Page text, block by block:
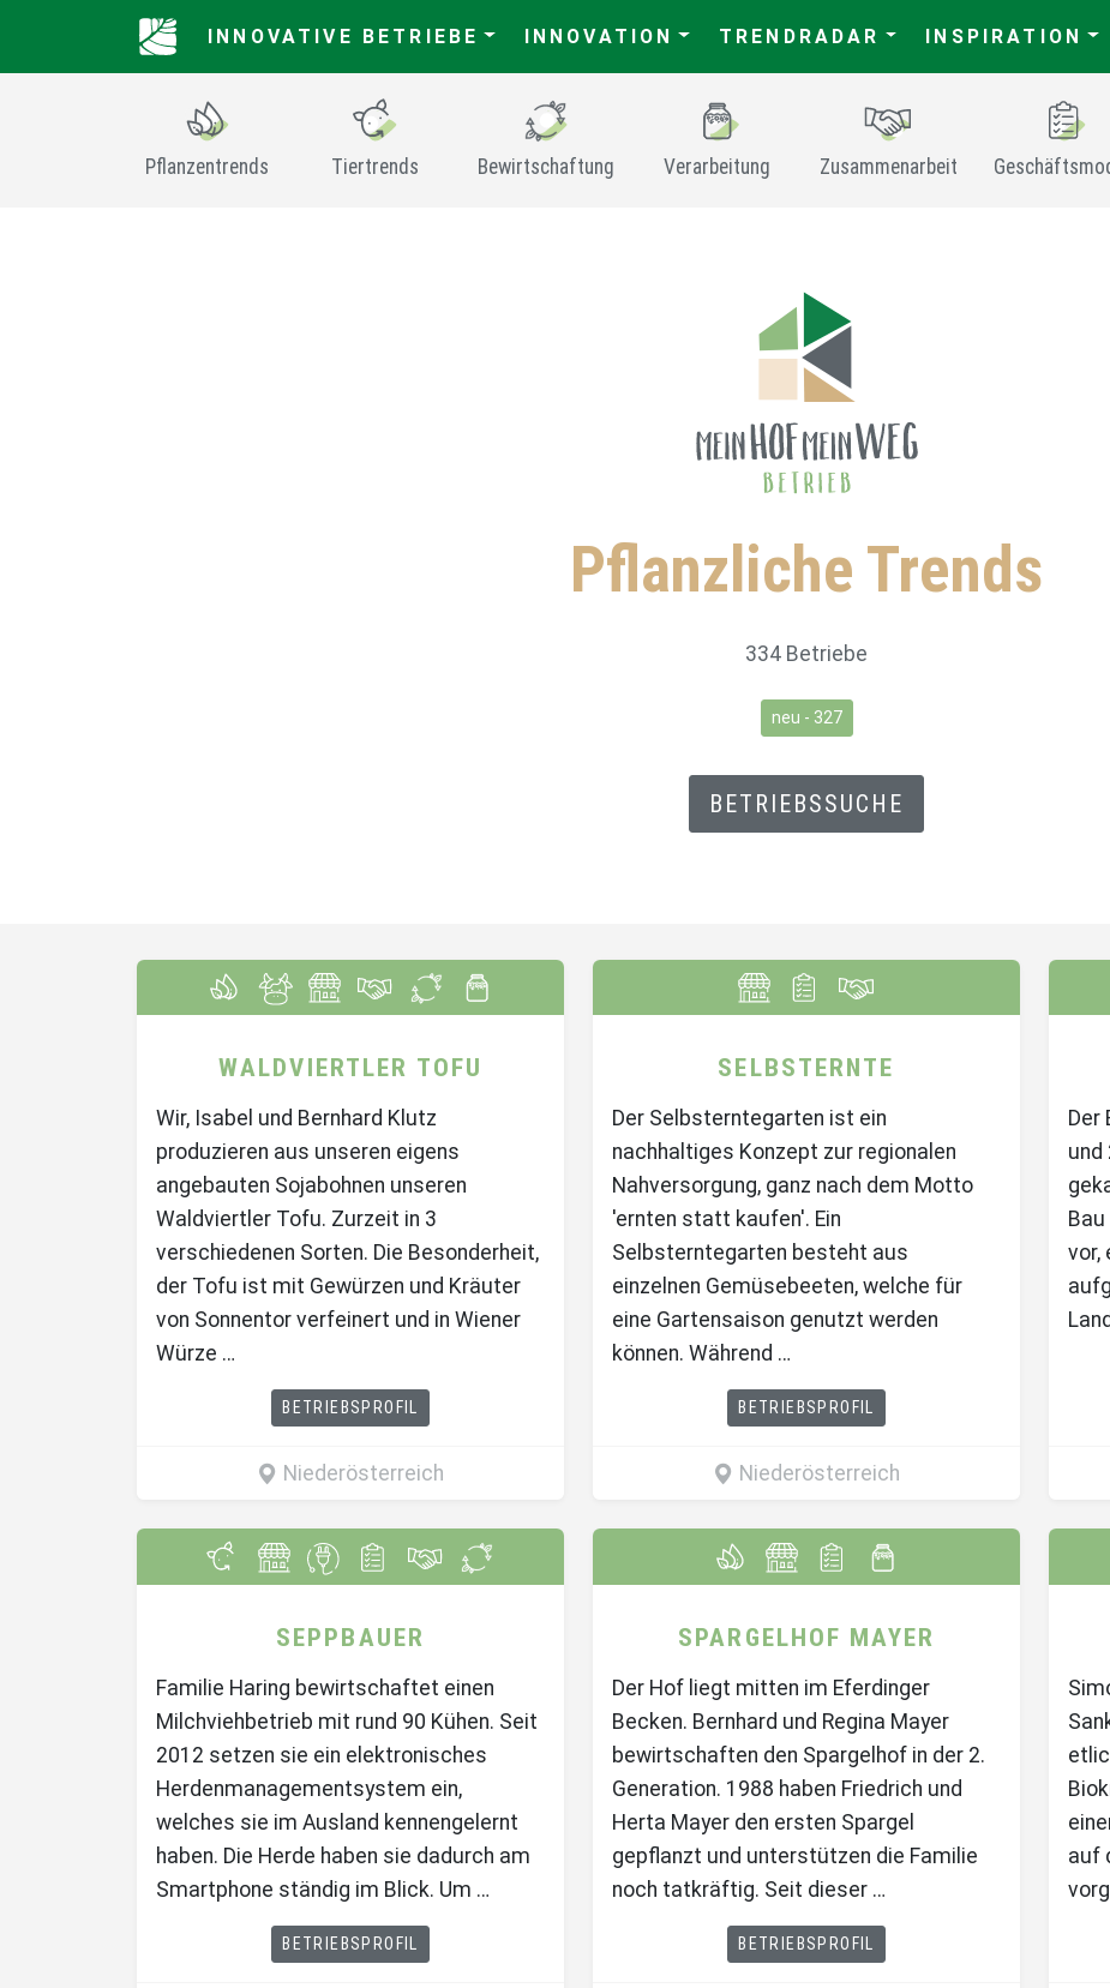
INNOVATIVE BETRIEBE INNOVATION TRENDRADAR INSPIRATION
Pflanzentrends Tiertrends Bewirtschaftung Verarbeitung Zusammenarbeit
Pflanzliche Trends
334 Betriebe
neu - 327
BETRIEBSSUCHE
WALDVIERTLER TOFU
Wir, Isabel und Bernhard Klutz
produzieren aus unseren eigens
angebauten Sojabohnen unseren
Waldviertler Tofu. Zurzeit in 3
verschiedenen Sorten. Die Besonderheit,
der Tofu ist mit Gewürzen und Kräuter
von Sonnentor verfeinert und in Wiener
Würze …
BETRIEBSPROFIL
Niederösterreich
SELBSTERNTE
Der Selbsterntegarten ist ein
nachhaltiges Konzept zur regionalen
Nahversorgung, ganz nach dem Motto
'ernten statt kaufen'. Ein
Selbsterntegarten besteht aus
einzelnen Gemüsebeeten, welche für
eine Gartensaison genutzt werden
können. Während …
BETRIEBSPROFIL
Niederösterreich
Der
und
vor,
SEPPBAUER
Familie Haring bewirtschaftet einen
Milchviehbetrieb mit rund 90 Kühen. Seit
2012 setzen sie ein elektronisches
Herdenmanagementsystem ein,
welches sie im Ausland kennengelernt
haben. Die Herde haben sie dadurch am
Smartphone ständig im Blick. Um …
BETRIEBSPROFIL
SPARGELHOF MAYER
Der Hof liegt mitten im Eferdinger
Becken. Bernhard und Regina Mayer
bewirtschaften den Spargelhof in der 2.
Generation. 1988 haben Friedrich und
Herta Mayer den ersten Spargel
gepflanzt und unterstützen die Familie
noch tatkräftig. Seit dieser …
BETRIEBSPROFIL
auf